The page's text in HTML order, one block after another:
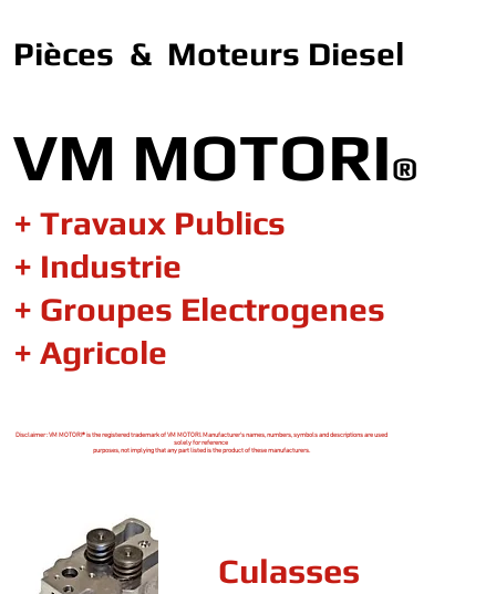
Pièces & Moteurs Diesel
VM MOTORI®
+ Travaux Publics
+ Industrie
+ Groupes Electrogenes
+ Agricole
Disclaimer : VM MOTORI® is the registered trademark of VM MOTORI. Manufacturer's names, numbers, symbols and descriptions are used
solely for reference
purposes, not implying that any part listed is the product of these manufacturers.
Culasses